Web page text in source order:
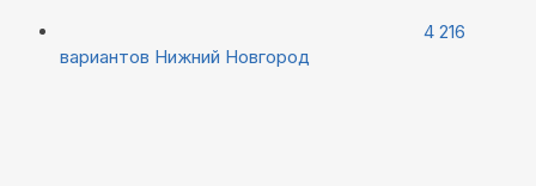
4 216
вариантов Нижний Новгород